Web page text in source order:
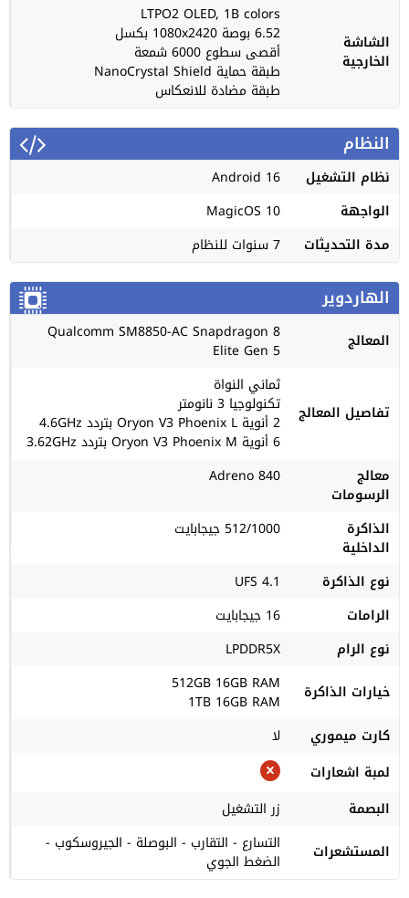
الشاشة
الخارجية
LTPO2 OLED, 1B colors
6.52 بوصة 1080x2420 بكسل
أقصى سطوع 6000 شمعة
طبقة حماية NanoCrystal Shield
طبقة مضادة للانعكاس
النظام
نظام التشغيل
Android 16
الواجهة
MagicOS 10
مدة التحديثات
7 سنوات للنظام
الهاردوير
المعالج Qualcomm SM8850-AC Snapdragon 8
Elite Gen 5
تفاصيل المعالج
ثماني النواة
تكنولوجيا 3 نانومتر
2 أنوية Oryon V3 Phoenix L بتردد 4.6GHz
6 أنوية Oryon V3 Phoenix M بتردد 3.62GHz
معالج
الرسومات
Adreno 840
الذاكرة
الداخلية
512/1000 جيجابايت
نوع الذاكرة
UFS 4.1
الرامات
16 جيجابايت
نوع الرام
LPDDR5X
خيارات الذاكرة
512GB 16GB RAM
1TB 16GB RAM
كارت ميموري
لا
لمبة اشعارات
البصمة
زر التشغيل
المستشعرات
التسارع - التقارب - البوصلة - الجيروسكوب -
الضغط الجوي